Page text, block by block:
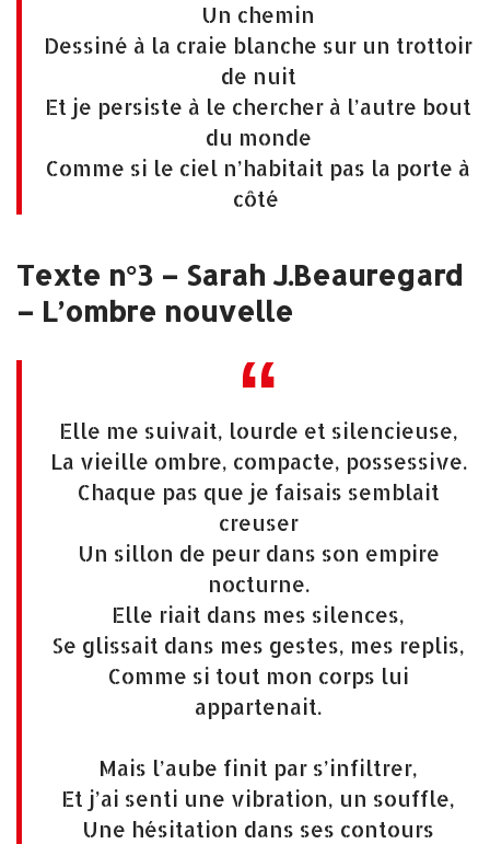
Un chemin
Dessiné à la craie blanche sur un trottoir
de nuit
Et je persiste à le chercher à l’autre bout
du monde
Comme si le ciel n’habitait pas la porte à
côté
Texte n°3 – Sarah J.Beauregard
– L’ombre nouvelle
Elle me suivait, lourde et silencieuse,
La vieille ombre, compacte, possessive.
Chaque pas que je faisais semblait
creuser
Un sillon de peur dans son empire
nocturne.
Elle riait dans mes silences,
Se glissait dans mes gestes, mes replis,
Comme si tout mon corps lui
appartenait.
Mais l’aube finit par s’infiltrer,
Et j’ai senti une vibration, un souffle,
Une hésitation dans ses contours